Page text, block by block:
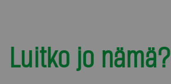
Luitko jo nämä?